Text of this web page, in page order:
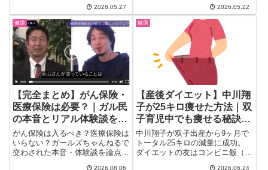
もかかる」「結局は食事制限が最
強」中年女性のリアルな本音20
選を一気に紹介。
2026.05.27
の充実、食や趣味の変化…。
30〜50代女性が読んで思わず頷
く、人生後半の幸福のかたち30
選をガル民の声からまとめまし
2026.05.22
健康
【完全まとめ】がん保険・
医療保険は必要？｜ガル民
の本音とリアル体験談を徹
底整理
がん保険は入るべき？医療保険は
いらない？ガールズちゃんねるで
交わされた本音・体験談を論点別
2026.08.06
健康
【産後ダイエット】中川翔
子が25キロ痩せた方法｜双
子育児中でも痩せる秘訣に
ガル民が反応
中川翔子が双子出産から9ヶ月で
トータル25キロの減量に成功。
ダイエットの友はコンビニ飯（セ
2026.06.24